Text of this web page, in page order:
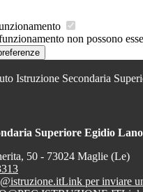
non possono
Istruzione Secondaria
Superiore Egidio
50 - 73024 Maglie (Le)
Link per inviare